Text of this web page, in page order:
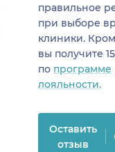
правильное
при выборе
клиники.
вы получите
по программе
лояльности.
Оставить
отзыв